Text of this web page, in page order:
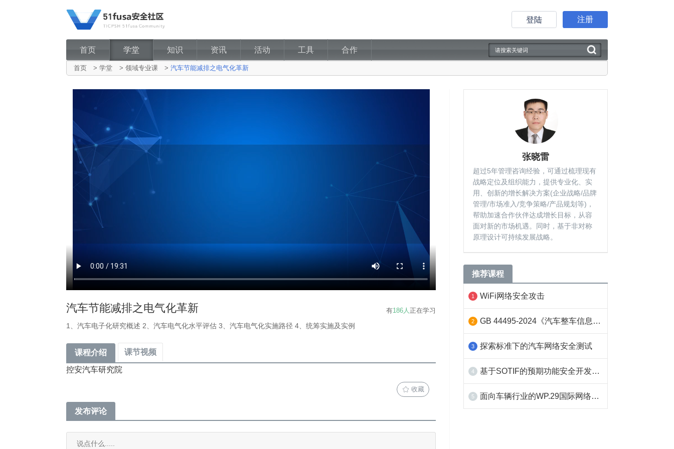
登陆 注册
首页 学堂 知识 资讯 活动 工具 合作
首页 > 学堂 > 领域专业课 > 汽车节能减排之电气化革新
汽车节能减排之电气化革新 有186人 正在学习
1、汽车电子化研究概述 2、汽车电气化水平评估 3、汽车电气化实施路径 4、统筹实施及实例
课程介绍 课节视频
控安汽车研究院
收藏
发布评论
张晓雷
超过5年管理咨询经验，可通过梳理现有
战略定位及组织能力，提供专业化、实
用、创新的增长解决方案(企业战略/品牌
管理/市场准入/竞争策略/产品规划等)，
帮助加速合作伙伴达成增长目标，从容
面对新的市场机遇。同时，基于非对称
原理设计可持续发展战略。
推荐课程
1 WiFi网络安全攻击
2 GB 44495-2024《汽车整车信息安全技术要求》标准解读和测试方案
3 探索标准下的汽车网络安全测试
4 基于SOTIF的预期功能安全开发与验证
5 面向车辆行业的WP.29国际网络安全法案和ISO/SAE 21434标准的影响分析及应对